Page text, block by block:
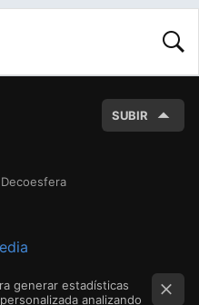
SUBIR
Decoesfera
generar estadísticas
analizando